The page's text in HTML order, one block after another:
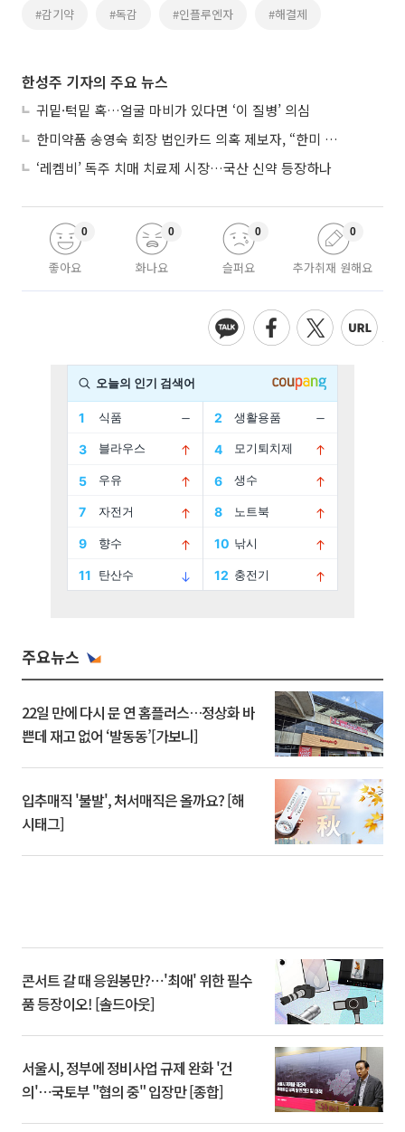
#감기약 #독감 #인플루엔자 #해결제
한성주 기자의 주요 뉴스
귀밑·턱밑 혹…얼굴 마비가 있다면 ‘이 질병’ 의심
한미약품 송영숙 회장 법인카드 의혹 제보자, “한미 잘 되기 바라는 마음”
‘레켐비’ 독주 치매 치료제 시장…국산 신약 등장하나
좋아요
0
화나요
0
슬퍼요
0
추가취재 원해요
0
주요뉴스
22일 만에 다시 문 연 홈플러스…정상화 바
쁜데 재고 없어 ‘발동동’[가보니]
입추매직 '불발', 처서매직은 올까요? [해
시태그]
콘서트 갈 때 응원봉만?⋯'최애' 위한 필수
품 등장이오! [솔드아웃]
서울시, 정부에 정비사업 규제 완화 '건
의'⋯국토부 "협의 중" 입장만 [종합]